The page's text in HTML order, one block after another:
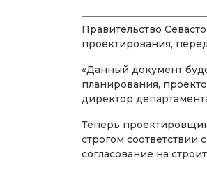
Правительство
проектирования,
«Данный документ
планирования,
директор
Теперь
строгом
согласование на